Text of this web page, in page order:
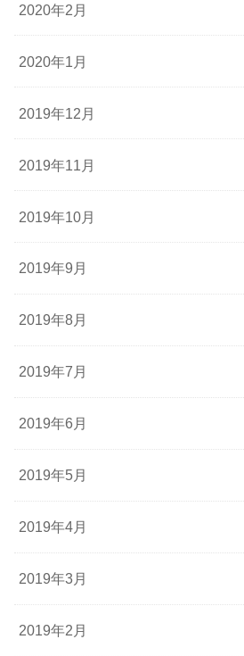
2020年2月
2020年1月
2019年12月
2019年11月
2019年10月
2019年9月
2019年8月
2019年7月
2019年6月
2019年5月
2019年4月
2019年3月
2019年2月